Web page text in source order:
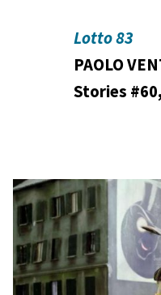
Lotto 83
PAOLO
Stories